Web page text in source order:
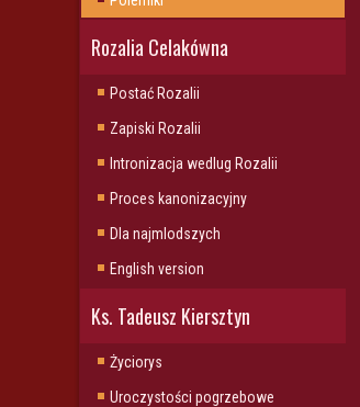
Rozalia Celakówna
Postać Rozalii
Zapiski Rozalii
Intronizacja wedlug Rozalii
Proces kanonizacyjny
Dla najmlodszych
English version
Ks. Tadeusz Kiersztyn
Życiorys
Uroczystości pogrzebowe